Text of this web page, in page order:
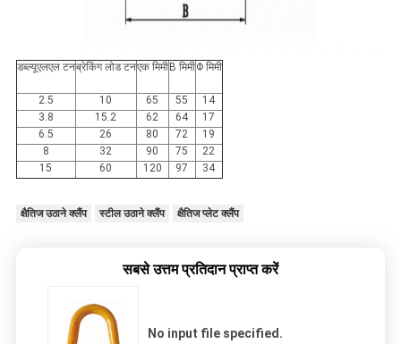
डब्ल्यूएलएल टनब्रेकिंग लोड टनएक मिमी B मिमीΦ मिमी
2.5 10 65 55
14
3.8
15.2 62 64
17
6.5
26 80 72
19
8
32 90 75
22
15
60 120 97 34
क्षैतिज उठाने क्लैंप स्टील उठाने क्लैंप क्षैतिज प्लेट क्लैंप
सबसे उत्तम प्रतिदान प्राप्त करें
No input file specified.